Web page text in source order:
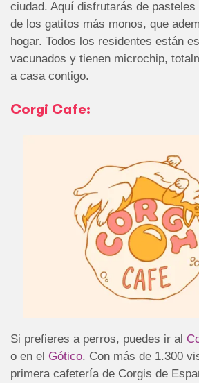
ciudad. Aquí disfrutarás de
de los gatitos más monos, que
hogar. Todos los residentes están
vacunados y tienen microchip,
a casa contigo.
Corgi Cafe:
Si prefieres a perros, puedes ir al
o en el Gótico. Con más de 1.300
primera cafetería de Corgis de